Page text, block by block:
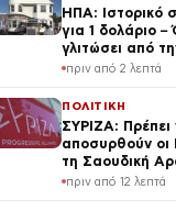
ΗΠΑ: Ιστορικό
για 1 δολάριο –
γλιτώσει από
πριν από 2 λεπτά
ΠΟΛΙΤΙΚΗ
ΣΥΡΙΖΑ: Πρέπει
αποσυρθούν
τη Σαουδική
πριν από 12 λεπτά